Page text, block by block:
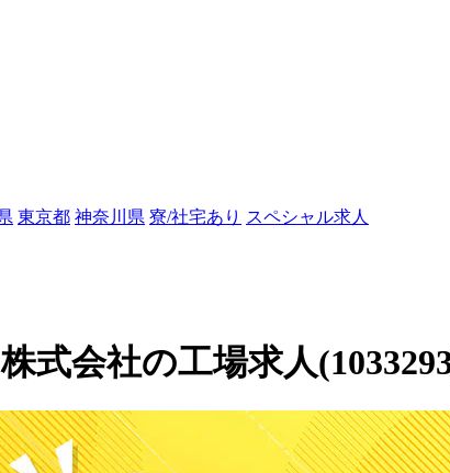
東京都 神奈川県 寮/社宅あり スペシャル求人
式会社の工場求人